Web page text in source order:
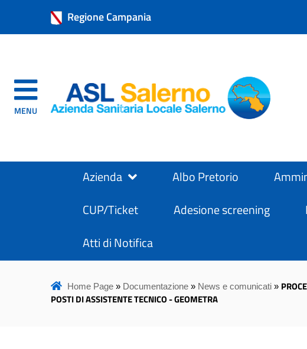
Regione Campania
MENU ASL
ASL
Azienda Albo Pretorio
CUP/Ticket
Adesione screening
Atti di Notifica
Home Page» Documentazione» News e comunicati»
POSTI DI ASSISTENTE TECNICO - GEOMETRA